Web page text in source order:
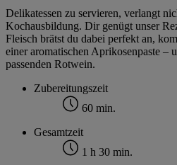
Delikatessen zu servieren, verlangt
Kochausbildung. Dir genügt unser
Fleisch brätst du dabei perfekt an,
einer aromatischen Aprikosenpaste –
passenden Rotwein.
Zubereitungszeit
60 min.
Gesamtzeit
1 h 30 min.